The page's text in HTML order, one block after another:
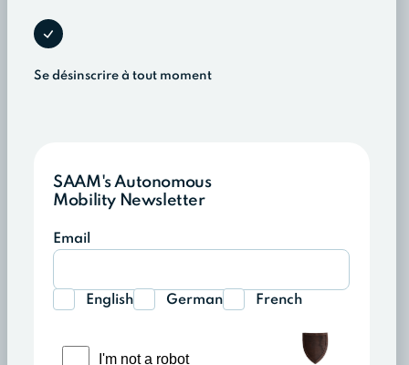
Se désinscrire à tout moment
SAAM's Autonomous
Mobility Newsletter
Email
English German French